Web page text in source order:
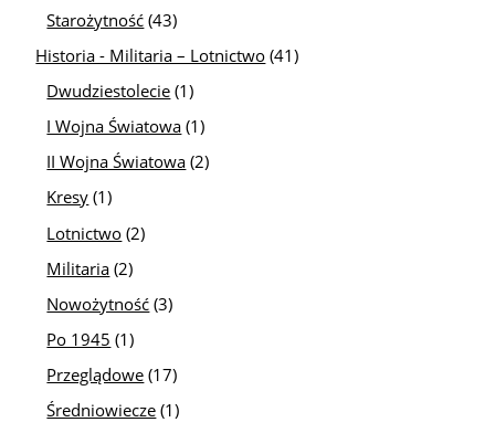
Starożytność (43)
Historia - Militaria – Lotnictwo (41)
Dwudziestolecie (1)
I Wojna Światowa (1)
II Wojna Światowa (2)
Kresy (1)
Lotnictwo (2)
Militaria (2)
Nowożytność (3)
Po 1945 (1)
Przeglądowe (17)
Średniowiecze (1)